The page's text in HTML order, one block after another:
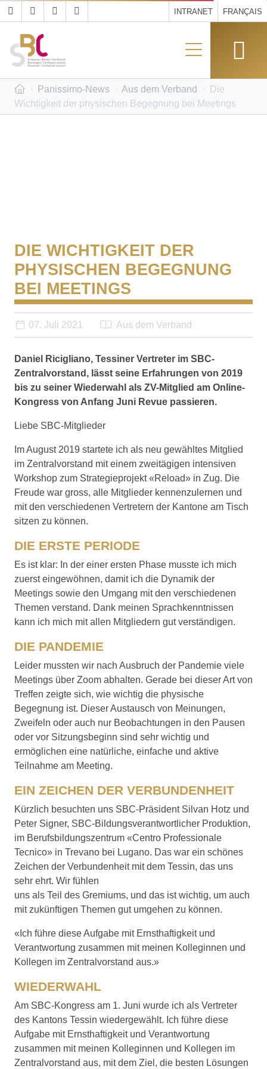
INTRANET FRANÇAIS
Panissimo-News Aus dem Verband
Die
Wichtigkeit der physischen Begegnung bei Meetings
DIE WICHTIGKEIT DER
PHYSISCHEN BEGEGNUNG
BEI MEETINGS
07. Juli 2021 Aus dem Verband
Daniel Ricigliano, Tessiner Vertreter im SBC-
Zentralvorstand, lässt seine Erfahrungen von 2019
bis zu seiner Wiederwahl als ZV-Mitglied am Online-
Kongress von Anfang Juni Revue passieren.
Liebe SBC-Mitglieder
Im August 2019 startete ich als neu gewähltes Mitglied
im Zentralvorstand mit einem zweitägigen intensiven
Workshop zum Strategieprojekt «Reload» in Zug. Die
Freude war gross, alle Mitglieder kennenzulernen und
mit den verschiedenen Vertretern der Kantone am Tisch
sitzen zu können.
DIE ERSTE PERIODE
Es ist klar: In der einer ersten Phase musste ich mich
zuerst eingewöhnen, damit ich die Dynamik der
Meetings sowie den Umgang mit den verschiedenen
Themen verstand. Dank meinen Sprachkenntnissen
kann ich mich mit allen Mitgliedern gut verstän­digen.
DIE PANDEMIE
Leider mussten wir nach Ausbruch der Pandemie viele
Meetings über Zoom abhalten. Gerade bei dieser Art von
Treffen zeigte sich, wie wichtig die physische
Begegnung ist. Dieser Austausch von Mei­nungen,
Zweifeln oder auch nur Beobachtungen in den Pausen
oder vor Sitzungsbeginn sind sehr wichtig und
ermöglichen eine natürliche, einfache und aktive
Teilnahme am Meeting.
EIN ZEICHEN DER VERBUNDENHEIT
Kürzlich besuchten uns SBC-Präsident Silvan Hotz und
Peter Signer, SBC-Bildungsverantwort­licher Produktion,
im Berufsbildungszentrum «Centro Professionale
Tecnico» in Trevano bei Lugano. Das war ein schönes
Zeichen der Verbundenheit mit dem Tessin, das uns
sehr ehrt. Wir fühlen
uns als Teil des Gremiums, und das ist wichtig, um auch
mit zukünftigen Themen gut umgehen zu können.
«Ich führe diese Aufgabe mit Ernsthaftigkeit und
Verantwortung zusammen mit meinen Kolleginnen und
Kollegen im Zentralvorstand aus.»
WIEDERWAHL
Am SBC-Kongress am 1. Juni wurde ich als Vertreter
des Kantons Tessin wiedergewählt. Ich führe diese
Aufgabe mit Ernsthaftigkeit und Verantwortung
zusammen mit meinen Kolleginnen und Kollegen im
Zentralvorstand aus, mit dem Ziel, die besten Lösungen